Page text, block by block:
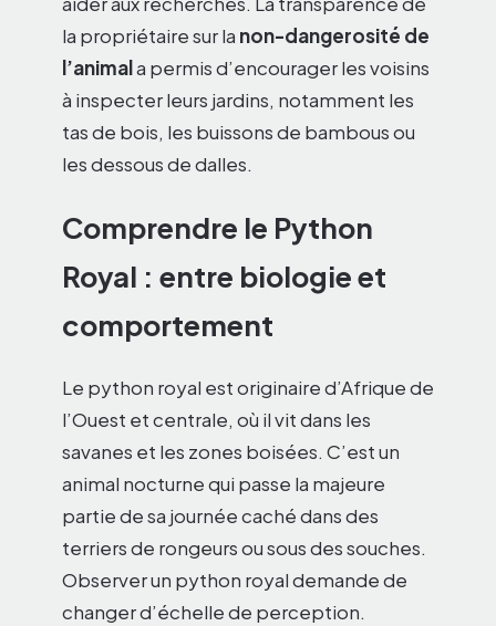
la propriétaire sur la non-dangerosité de
l’animala permis d’encourager les voisins
à inspecter leurs jardins, notamment les
tas de bois, les buissons de bambous ou
les dessous de dalles.
Comprendre le Python
Royal : entre biologie et
comportement
Le python royal est originaire d’Afrique de
l’Ouest et centrale, où il vit dans les
savanes et les zones boisées. C’est un
animal nocturne qui passe la majeure
partie de sa journée caché dans des
terriers de rongeurs ou sous des souches.
Observer un python royal demande de
changer d’échelle de perception.